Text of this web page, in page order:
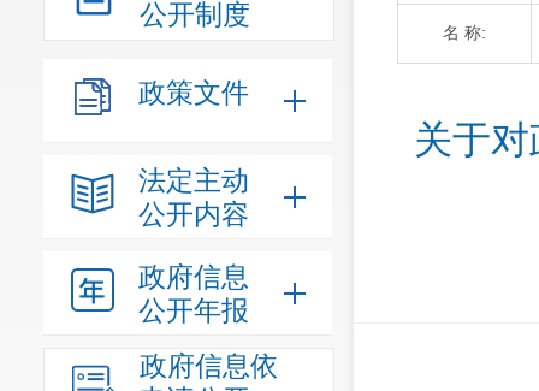
公开制度
政策文件
法定主动
公开内容
政府信息
公开年报
政府信息依
名 称:
关于